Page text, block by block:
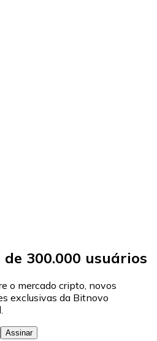
300.000 usuários
o mercado cripto, novos
exclusivas da Bitnovo
Assinar